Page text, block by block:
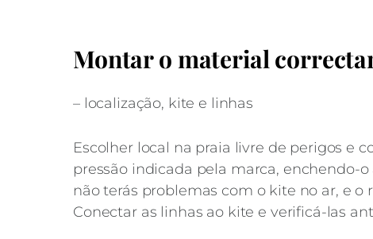
Montar o material
– localização, kite e linhas
Escolher local na praia livre de perigos e
pressão indicada pela marca, enchendo-
não terás problemas com o kite no ar, e
Conectar as linhas ao kite e verificá-las